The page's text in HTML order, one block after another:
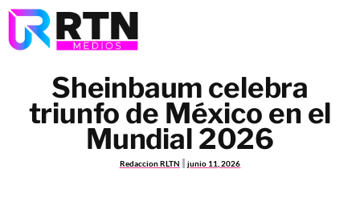
Sheinbaum celebra
triunfo de México en el
Mundial 2026
Redaccion RLTN junio 11, 2026